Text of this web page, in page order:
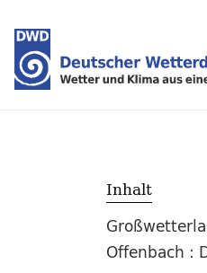
Inhalt
Offenbach :